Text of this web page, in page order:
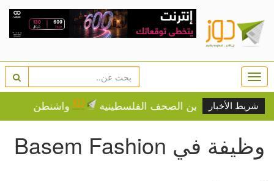
شريط الأخبار
أبرز عناوين الصحف الفلسطينية واشنطن بوست تكشف
وظيفة في Basem Fashion